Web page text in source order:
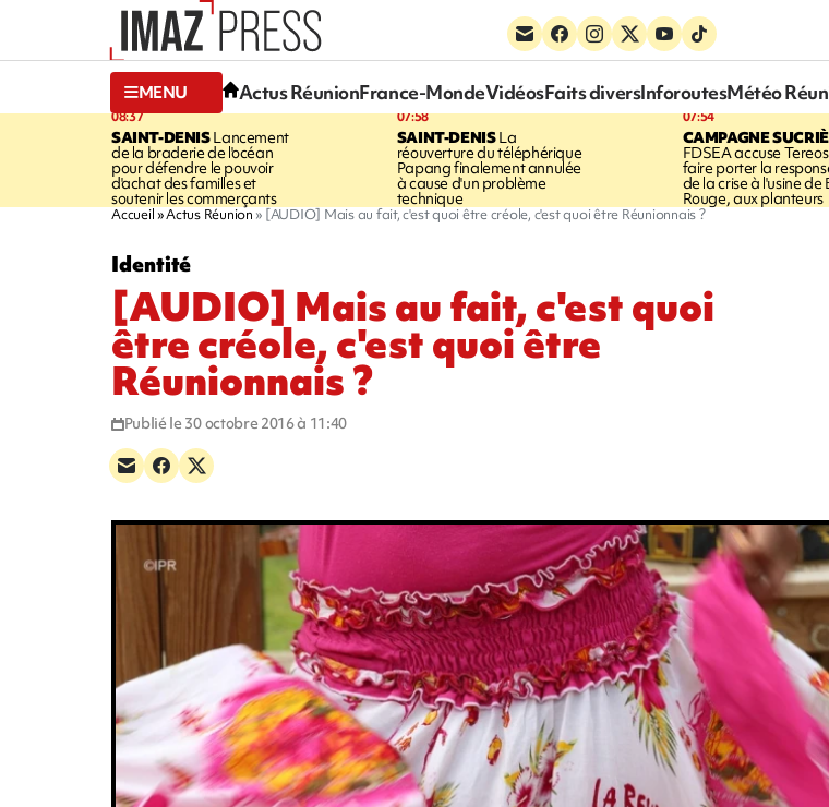
MENU Actus RéunionFrance-MondeVidéosFaits diversInforoutesMétéo
08:37
SAINT-DENISLancement
de la braderie de l'océan
pour défendre le pouvoir
d'achat des familles et
soutenir les commerçants
07:58
SAINT-DENISLa
réouverture du téléphérique
Papang finalement annulée
à cause d'un problème
technique
07:54
CAMPAGNE
FDSEA accuse
faire porter la
de la crise à l'usine de
Rouge, aux planteurs
Accueil Actus Réunion [AUDIO] Mais au fait, c'est quoi être créole, c'est quoi être Réunionnais ?
Identité
[AUDIO] Mais au fait, c'est quoi
être créole, c'est quoi être
Réunionnais ?
Publié le 30 octobre 2016 à 11:40